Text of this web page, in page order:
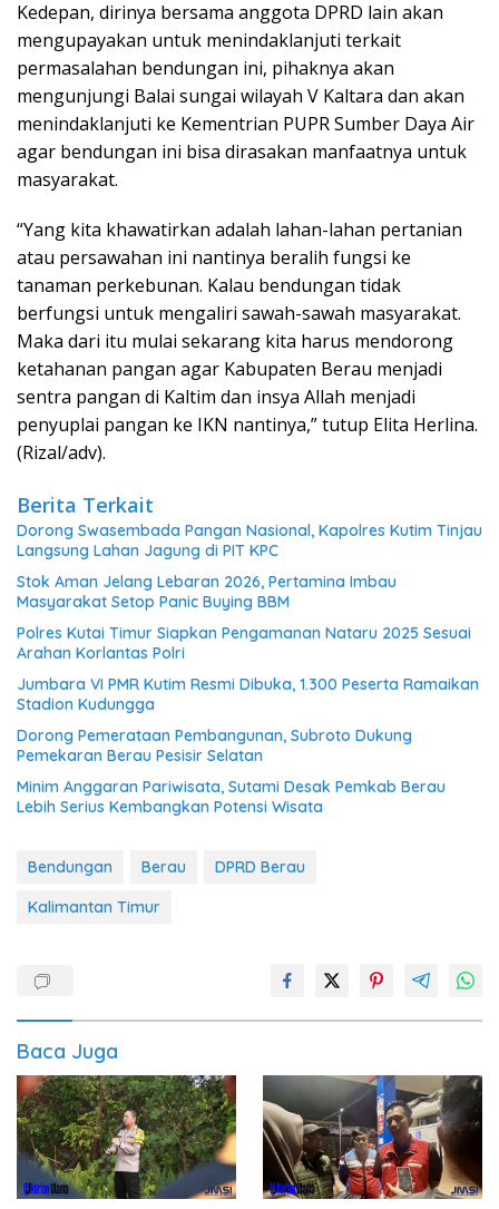
Kedepan, dirinya bersama anggota DPRD lain akan
mengupayakan untuk menindaklanjuti terkait
permasalahan bendungan ini, pihaknya akan
mengunjungi Balai sungai wilayah V Kaltara dan akan
menindaklanjuti ke Kementrian PUPR Sumber Daya Air
agar bendungan ini bisa dirasakan manfaatnya untuk
masyarakat.
“Yang kita khawatirkan adalah lahan-lahan pertanian
atau persawahan ini nantinya beralih fungsi ke
tanaman perkebunan. Kalau bendungan tidak
berfungsi untuk mengaliri sawah-sawah masyarakat.
Maka dari itu mulai sekarang kita harus mendorong
ketahanan pangan agar Kabupaten Berau menjadi
sentra pangan di Kaltim dan insya Allah menjadi
penyuplai pangan ke IKN nantinya,” tutup Elita Herlina.
(Rizal/adv).
Berita Terkait
Dorong Swasembada Pangan Nasional, Kapolres Kutim Tinjau
Langsung Lahan Jagung di PIT KPC
Stok Aman Jelang Lebaran 2026, Pertamina Imbau
Masyarakat Setop Panic Buying BBM
Polres Kutai Timur Siapkan Pengamanan Nataru 2025 Sesuai
Arahan Korlantas Polri
Jumbara VI PMR Kutim Resmi Dibuka, 1.300 Peserta Ramaikan
Stadion Kudungga
Dorong Pemerataan Pembangunan, Subroto Dukung
Pemekaran Berau Pesisir Selatan
Minim Anggaran Pariwisata, Sutami Desak Pemkab Berau
Lebih Serius Kembangkan Potensi Wisata
Bendungan Berau
DPRD Berau
Kalimantan Timur
Baca Juga